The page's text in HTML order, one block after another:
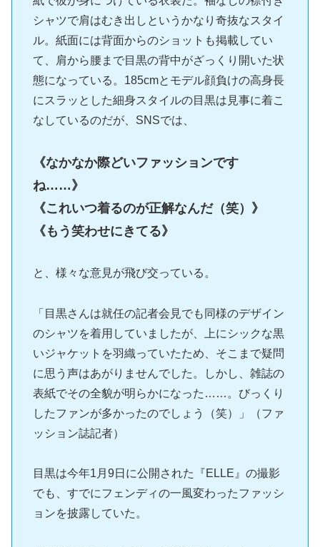
シャツで肩はむき出しというかなり奇抜なスタイ
ル。紙面には背面からのショットも掲載してい
て、肩から腰まで目黒の背中がざっくり開いた状
態になっている。185cmとモデル顔負けの高身長
にスラッとした細身スタイルの目黒は見事に着こ
なしているのだが、SNSでは、
《なかなか際どいファッションです
ね……》
《これいつ着るのが正解なんだ（笑）》
《もう笑わせにきてる》
と、様々な意見が飛び交っている。
「目黒さんは就任の記者会見でも同様のデザイン
のシャツを着用していましたが、上にシックな黒
いジャケットを羽織っていたため、そこまで疑問
に思う声はあがりませんでした。しかし、雑誌の
表紙でその全貌が明らかになった……。びっくり
したファンが多かったのでしょう（笑）」（ファ
ッション誌記者）
目黒は今年1月9日に公開された『ELLE』の撮影
でも、すでにフェンディの一風変わったファッシ
ョンを披露していた。